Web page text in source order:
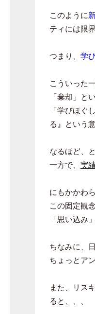
このように
ティには限
つまり、 学
こういった
「棄却」と
「学びほぐ
る』という
なるほど、
一方で、 実
にもかかわ
この固定観
「思い込み
ちなみに、
ちょっとア
また、リス
ると、、、